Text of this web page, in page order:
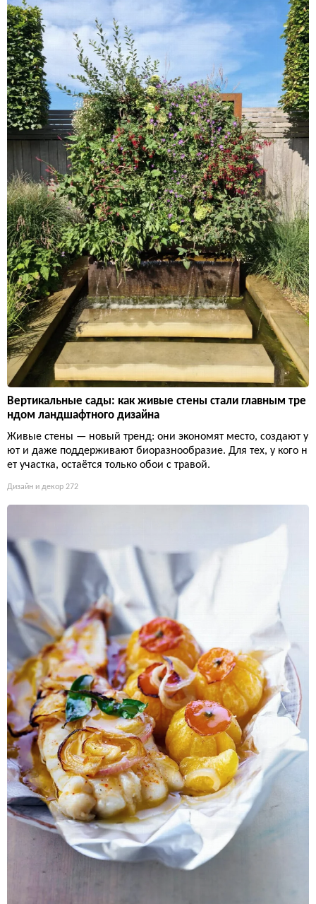
Вертикальные сады: как живые стены стали главным тре
ндом ландшафтного дизайна
Живые стены — новый тренд: они экономят место, создают у
ют и даже поддерживают биоразнообразие. Для тех, у кого н
ет участка, остаётся только обои с травой.
Дизайн и декор 272